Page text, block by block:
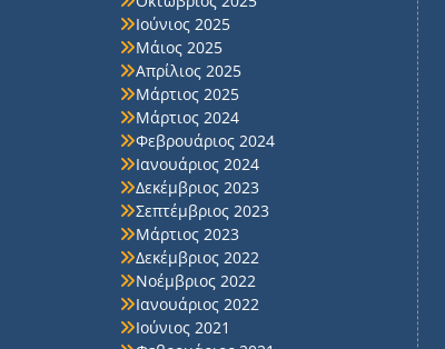
Ιούνιος 2025
Μάιος 2025
Απρίλιος 2025
Μάρτιος 2025
Μάρτιος 2024
Φεβρουάριος 2024
Ιανουάριος 2024
Δεκέμβριος 2023
Σεπτέμβριος 2023
Μάρτιος 2023
Δεκέμβριος 2022
Νοέμβριος 2022
Ιανουάριος 2022
Ιούνιος 2021